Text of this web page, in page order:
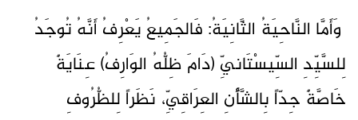
وَأَمَّا النَّاحِيَةُ الثَّانِيَةُ: فَالجَمِيعُ يَعْرِفُ أَنَّهُ تُوجَدُ
لِلسَّيِّدِ السِّيسْتَانيِّ (دَامَ ظِلُّهُ الوَارِفُ) عِنَايَةٌ
خَاصَّةٌ جِدّاً بِالشَّأْنِ العِرَاقِيِّ، نَظَراً لِلظُّرُوفِ